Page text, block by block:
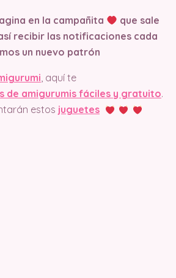
en la campañita
que sale
recibir las notificaciones cada
un nuevo patrón
, aquí te
de amigurumis fáciles y gratuito.
estos juguetes